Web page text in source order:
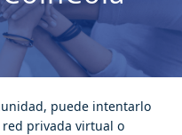
puede intentarlo
privada virtual o